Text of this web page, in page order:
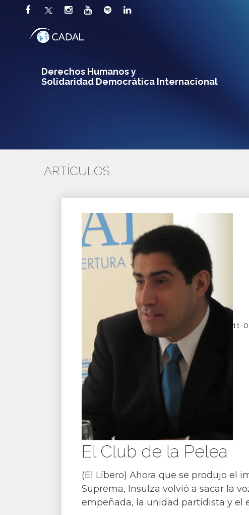
Derechos Humanos y
Solidaridad Democrática Internacional
ARTÍCULOS
11-
El Club de la Pelea
(El Líbero) Ahora que se produjo el
Suprema, Insulza volvió a sacar la
empeñada, la unidad partidista y el